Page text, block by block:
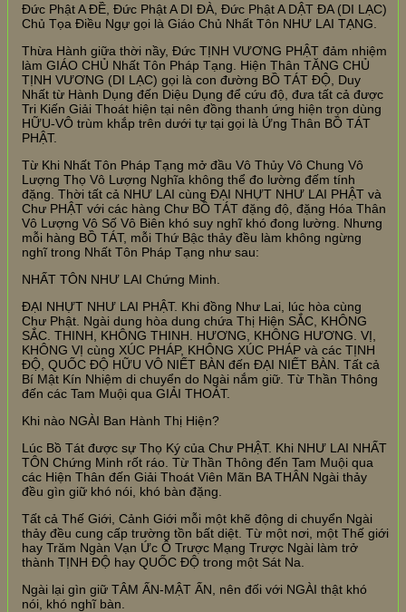
Đức Phật A ĐỀ, Đức Phật A DI ĐÀ, Đức Phật A DẬT ĐA (DI LẠC)
Chủ Tọa Điều Ngự gọi là Giáo Chủ Nhất Tôn NHƯ LAI TẠNG.
Thừa Hành giữa thời nầy, Đức TỊNH VƯƠNG PHẬT đảm nhiệm
làm GIÁO CHỦ Nhất Tôn Pháp Tạng. Hiện Thân TĂNG CHỦ
TỊNH VƯƠNG (DI LẠC) gọi là con đường BỒ TÁT ĐỘ, Duy
Nhất từ Hành Dụng đến Diệu Dụng để cứu độ, đưa tất cả được
Tri Kiến Giải Thoát hiện tại nên đồng thanh ứng hiện trọn dùng
HỮU-VÔ trùm khắp trên dưới tự tại gọi là Ứng Thân BỒ TÁT
PHẬT.
Từ Khi Nhất Tôn Pháp Tạng mở đầu Vô Thủy Vô Chung Vô
Lượng Thọ Vô Lượng Nghĩa không thể đo lường đếm tính
đặng. Thời tất cả NHƯ LAI cùng ĐẠI NHỰT NHƯ LAI PHẬT và
Chư PHẬT với các hàng Chư BỒ TÁT đặng độ, đặng Hóa Thân
Vô Lượng Vô Số Vô Biên khó suy nghĩ khó đong lường. Nhưng
mỗi hàng BỒ TÁT, mỗi Thứ Bậc thảy đều làm không ngừng
nghĩ trong Nhất Tôn Pháp Tạng như sau:
NHẤT TÔN NHƯ LAI Chứng Minh.
ĐẠI NHỰT NHƯ LAI PHẬT. Khi đồng Như Lai, lúc hòa cùng
Chư Phật. Ngài dung hòa dung chứa Thị Hiện SẮC, KHÔNG
SẮC. THINH, KHÔNG THINH. HƯƠNG, KHÔNG HƯƠNG. VỊ,
KHÔNG VỊ cùng XÚC PHÁP, KHÔNG XÚC PHÁP và các TỊNH
ĐỘ, QUỐC ĐỘ HỮU VÔ NIẾT BÀN đến ĐẠI NIẾT BÀN. Tất cả
Bí Mật Kín Nhiệm di chuyển do Ngài nắm giữ. Từ Thần Thông
đến các Tam Muội qua GIẢI THOÁT.
Khi nào NGÀI Ban Hành Thị Hiện?
Lúc Bồ Tát được sự Thọ Ký của Chư PHẬT. Khi NHƯ LAI NHẤT
TÔN Chứng Minh rốt ráo. Từ Thần Thông đến Tam Muội qua
các Hiện Thân đến Giải Thoát Viên Mãn BA THÂN Ngài thảy
đều gìn giữ khó nói, khó bàn đặng.
Tất cả Thế Giới, Cảnh Giới mỗi một khẽ động di chuyển Ngài
thảy đều cung cấp trường tồn bất diệt. Từ một nơi, một Thế giới
hay Trăm Ngàn Vạn Ức Ô Trược Mạng Trược Ngài làm trở
thành TỊNH ĐỘ hay QUỐC ĐỘ trong một Sát Na.
Ngài lại gìn giữ TÂM ẤN-MẬT ẤN, nên đối với NGÀI thật khó
nói, khó nghĩ bàn.